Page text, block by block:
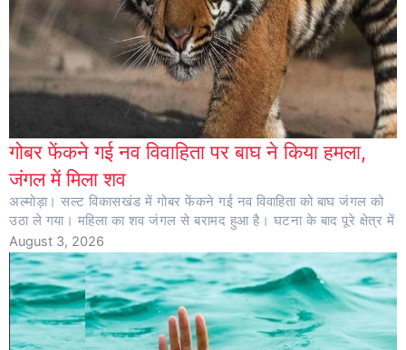
गोबर फेंकने गई नव विवाहिता पर बाघ ने किया हमला,
जंगल में मिला शव
अल्मोड़ा। सल्ट विकासखंड में गोबर फेंकने गई नव विवाहिता को बाघ जंगल को
उठा ले गया। महिला का शव जंगल से बरामद हुआ है। घटना के बाद पूरे क्षेत्र में
August 3, 2026